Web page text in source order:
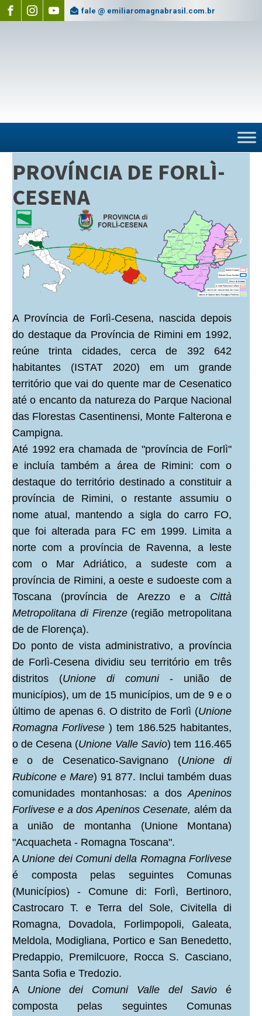
fale @ emiliaromagnabrasil.com.br
PROVÍNCIA DE FORLÌ-
CESENA
A Província de Forlì-Cesena, nascida depois
do destaque da Província de Rimini em 1992,
reúne trinta cidades, cerca de 392 642
habitantes (ISTAT 2020) em um grande
território que vai do quente mar de Cesenatico
até o encanto da natureza do Parque Nacional
das Florestas Casentinensi, Monte Falterona e
Campigna.
Até 1992 era chamada de "província de Forlì"
e incluía também a área de Rimini: com o
destaque do território destinado a constituir a
província de Rimini, o restante assumiu o
nome atual, mantendo a sigla do carro FO,
que foi alterada para FC em 1999. Limita a
norte com a província de Ravenna, a leste
com o Mar Adriático, a sudeste com a
província de Rimini, a oeste e sudoeste com a
Toscana (província de Arezzo e a Città
Metropolitana di Firenze (região metropolitana
de de Florença).
Do ponto de vista administrativo, a província
de Forlì-Cesena dividiu seu território em três
distritos (Unione di comuni- união de
municípios), um de 15 municípios, um de 9 e o
último de apenas 6. O distrito de Forlì (Unione
Romagna Forlivese ) tem 186.525 habitantes,
o de Cesena (Unione Valle Savio) tem 116.465
e o de Cesenatico-Savignano (Unione di
Rubicone e Mare) 91 877. Inclui também duas
comunidades montanhosas: a dosApeninos
Forlivese e a dos Apeninos Cesenate, além da
a união de montanha (Unione Montana)
"Acquacheta - Romagna Toscana".
A Unione dei Comuni della Romagna Forlivese
é composta pelas seguintes Comunas
(Municípios) - Comune di: Forlì, Bertinoro,
Castrocaro T. e Terra del Sole, Civitella di
Romagna, Dovadola, Forlimpopoli, Galeata,
Meldola, Modigliana, Portico e San Benedetto,
Predappio, Premilcuore, Rocca S. Casciano,
Santa Sofia e Tredozio.
A Unione dei Comuni Valle del Savio é
composta pelas seguintes Comunas